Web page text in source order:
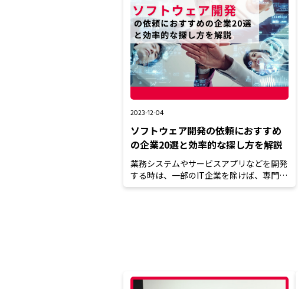
2023-12-04
ソフトウェア開発の依頼におすすめ
の企業20選と効率的な探し方を解説
業務システムやサービスアプリなどを開発
する時は、一部のIT企業を除けば、専門的
な技術を持ったソフトウェ...